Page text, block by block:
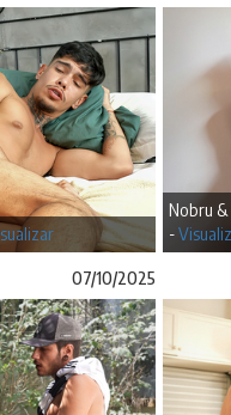
Nobru &
-
07/10/2025